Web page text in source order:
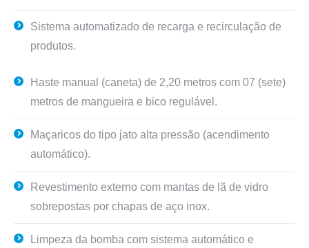
Sistema automatizado de recarga e recirculação de
produtos.
Haste manual (caneta) de 2,20 metros com 07 (sete)
metros de mangueira e bico regulável.
Maçaricos do tipo jato alta pressão (acendimento
automático).
Revestimento externo com mantas de lã de vidro
sobrepostas por chapas de aço inox.
Limpeza da bomba com sistema automático e